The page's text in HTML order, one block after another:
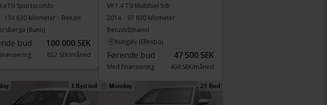
eTSI Sportscombi
134 630 kilometer
Benzin
(Runö)
bud 100 000 SEK
852 SEK/måned
VII 1.4 TSI Multifuel 5dr
2014
97 830 kilometer
Benzin/Ethanol
Kungälv (Ellesbo)
Førende bud 47 500 SEK
Med finansiering 404 SEK/måned
1 Byd ind Monday 23 Bud